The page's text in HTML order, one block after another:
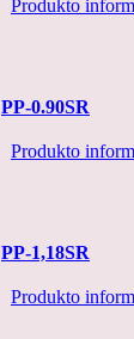
Produkto
PP-0.90SR
Produkto
PP-1,18SR
Produkto